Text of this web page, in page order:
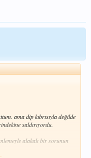
ama dip kıbrısıyla değilde
saldırıyordu.
alakalı bir sorunun
en ufak değişik